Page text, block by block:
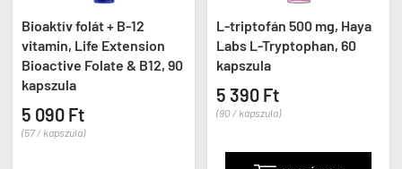
B-12
& B12, 90
L-triptofán 500 mg, Haya
Labs L-Tryptophan, 60
kapszula
Melatonin 3
Pride